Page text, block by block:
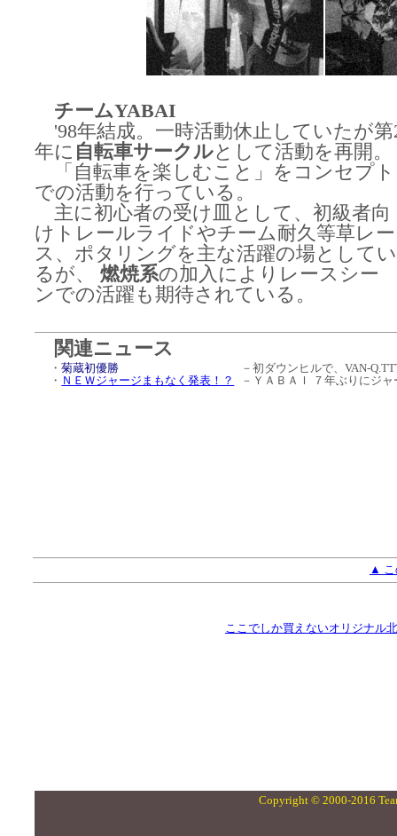
チームYABAI
'98年結成。一時活動休止していたが
年に 自転車サークルとして活動を再開。
「自転車を楽しむこと」をコンセプ
での活動を行っている。
主に初心者の受け皿として、初級者向
けトレールライドやチーム耐久等草レー
ス、ポタリングを主な活躍の場としてい
るが、燃焼系の加入によりレースシー
ンでの活躍も期待されている。
関連ニュース
・菊蔵初優勝
・ ＮＥＷジャージまもなく発表！？
－初ダウンヒルで、VAN-
－ＹＡＢＡＩ ７年ぶりにジ
▲ こ
ここでしか買えないオリジナル
Copyright © 2000-2016